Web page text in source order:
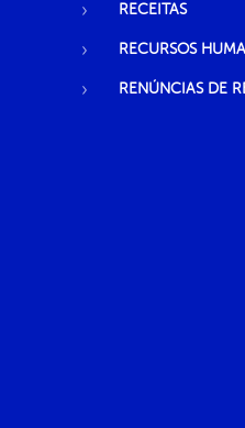
RECEITAS
RECURSOS
RENÚNCIAS DE